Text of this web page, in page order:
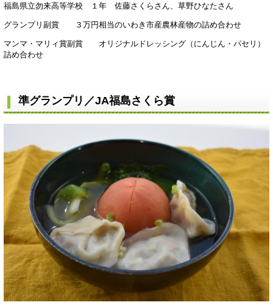
福島県立勿来高等学校 １年 佐藤さくらさん、草野ひなたさん
グランプリ副賞 ３万円相当のいわき市産農林産物の詰め合わせ
マンマ・マリィ賞副賞 オリジナルドレッシング（にんじん・パセリ）
詰め合わせ
準グランプリ／JA福島さくら賞